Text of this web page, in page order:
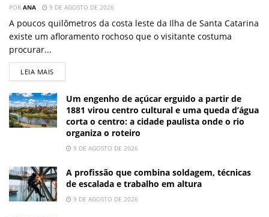
POR ANA 9 DE AGOSTO DE 2026
A poucos quilômetros da costa leste da Ilha de Santa Catarina
existe um afloramento rochoso que o visitante costuma
procurar...
LEIA MAIS
Um engenho de açúcar erguido a partir de
1881 virou centro cultural e uma queda d’água
corta o centro: a cidade paulista onde o rio
organiza o roteiro
9 DE AGOSTO DE 2026
A profissão que combina soldagem, técnicas
de escalada e trabalho em altura
9 DE AGOSTO DE 2026